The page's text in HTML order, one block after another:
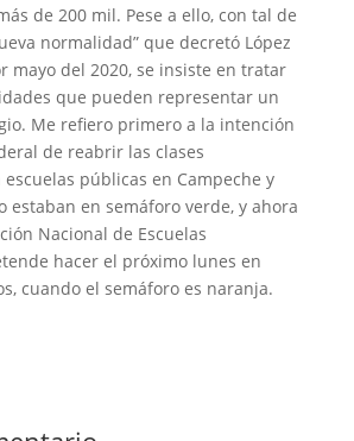
de 200 mil. Pese a ello, con tal de
normalidad” que decretó López
mayo del 2020, se insiste en tratar
que pueden representar un
Me refiero primero a la intención
de reabrir las clases
públicas en Campeche y
estaban en semáforo verde, y ahora
Nacional de Escuelas
hacer el próximo lunes en
cuando el semáforo es naranja.